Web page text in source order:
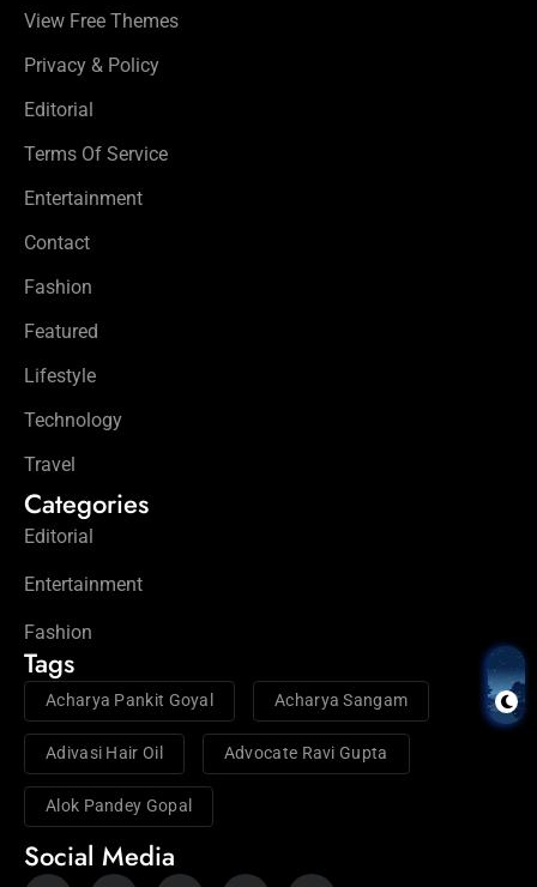
View Free Themes
Privacy & Policy
Editorial
Terms Of Service
Entertainment
Contact
Fashion
Featured
Lifestyle
Technology
Travel
Categories
Editorial
Entertainment
Fashion
Tags
Acharya Pankit Goyal Acharya Sangam
Adivasi Hair Oil Advocate Ravi Gupta
Alok Pandey Gopal
Social Media